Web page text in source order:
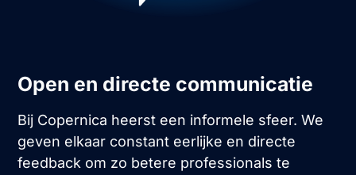
Open en directe communicatie
Bij Copernica heerst een informele sfeer. We
geven elkaar constant eerlijke en directe
feedback om zo betere professionals te